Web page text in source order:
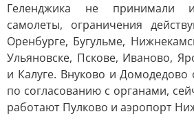
Геленджика не принимали
самолеты, ограничения
Оренбурге, Бугульме,
Ульяновске, Пскове, Иваново,
и Калуге. Внуково и Домодедово
по согласованию с органами,
работают Пулково и аэропорт